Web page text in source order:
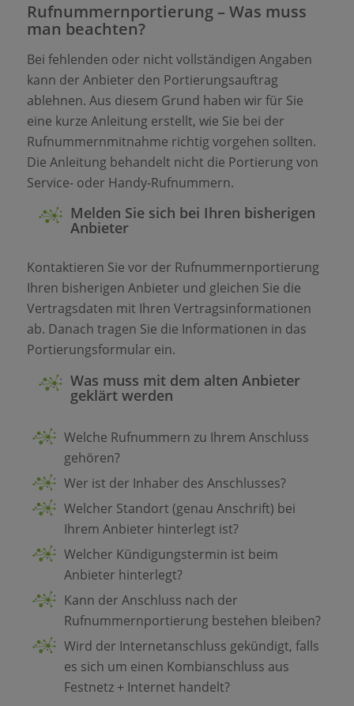
Rufnummernportierung – Was muss
man beachten?
Bei fehlenden oder nicht vollständigen Angaben
kann der Anbieter den Portierungsauftrag
ablehnen. Aus diesem Grund haben wir für Sie
eine kurze Anleitung erstellt, wie Sie bei der
Rufnummernmitnahme richtig vorgehen sollten.
Die Anleitung behandelt nicht die Portierung von
Service- oder Handy-Rufnummern.
Melden Sie sich bei Ihren bisherigen
Anbieter
Kontaktieren Sie vor der Rufnummernportierung
Ihren bisherigen Anbieter und gleichen Sie die
Vertragsdaten mit Ihren Vertragsinformationen
ab. Danach tragen Sie die Informationen in das
Portierungsformular ein.
Was muss mit dem alten Anbieter
geklärt werden
Welche Rufnummern zu Ihrem Anschluss
gehören?
Wer ist der Inhaber des Anschlusses?
Welcher Standort (genau Anschrift) bei
Ihrem Anbieter hinterlegt ist?
Welcher Kündigungstermin ist beim
Anbieter hinterlegt?
Kann der Anschluss nach der
Rufnummernportierung bestehen bleiben?
Wird der Internetanschluss gekündigt, falls
es sich um einen Kombianschluss aus
Festnetz + Internet handelt?